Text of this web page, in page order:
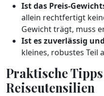
Ist das Preis-
allein rechtfertigt
Gewicht trägt, muss
Ist es zuverlässig
kleines, robustes Teil
Praktische
Reiseutensilien